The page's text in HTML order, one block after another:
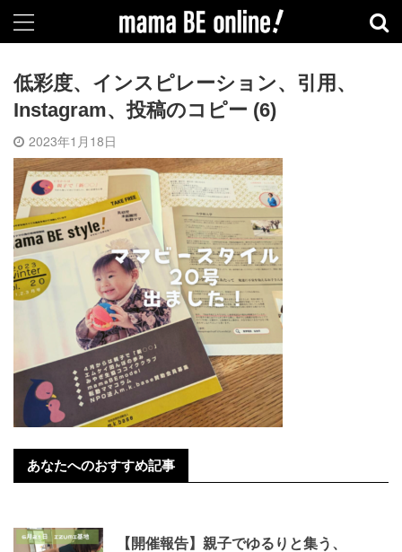
低彩度、インスピレーション、引用、
Instagram、投稿のコピー (6)
2023年1月18日
あなたへのおすすめ記事
【開催報告】親子でゆるりと集う、